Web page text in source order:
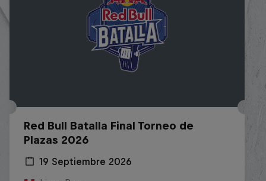
Red Bull Batalla Final Torneo de
Plazas 2026
19 Septiembre 2026